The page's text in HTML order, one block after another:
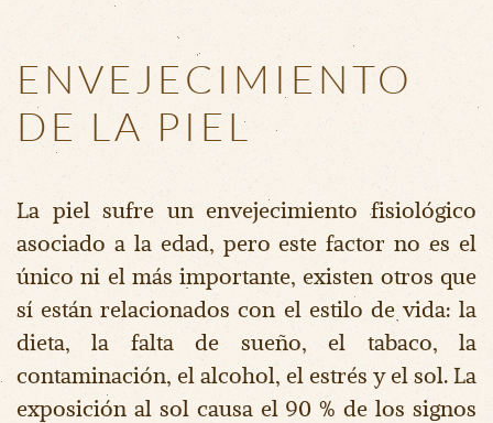
ENVEJECIMIENTO
DE LA PIEL
La piel sufre un envejecimiento fisiológico
asociado a la edad, pero este factor no es el
único ni el más importante, existen otros que
sí están relacionados con el estilo de vida: la
dieta, la falta de sueño, el tabaco, la
contaminación, el alcohol, el estrés y el sol. La
exposición al sol causa el 90 % de los signos